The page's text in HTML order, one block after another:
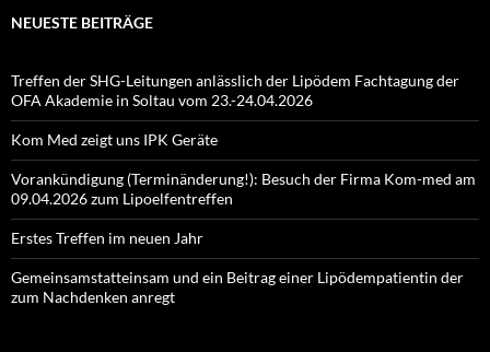
NEUESTE BEITRÄGE
Treffen der SHG-Leitungen anlässlich der Lipödem Fachtagung der
OFA Akademie in Soltau vom 23.-24.04.2026
Kom Med zeigt uns IPK Geräte
Vorankündigung (Terminänderung!): Besuch der Firma Kom-med am
09.04.2026 zum Lipoelfentreffen
Erstes Treffen im neuen Jahr
Gemeinsamstatteinsam und ein Beitrag einer Lipödempatientin der
zum Nachdenken anregt